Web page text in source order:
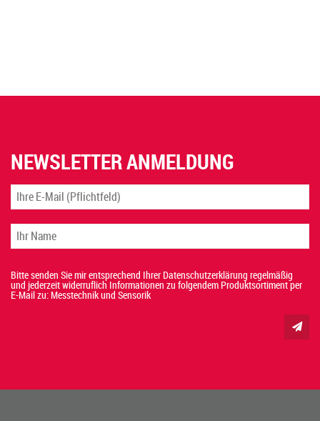
NEWSLETTER ANMELDUNG
Bitte senden Sie mir entsprechend Ihrer Datenschutzerklärung regelmäßig
und jederzeit widerruflich Informationen zu folgendem Produktsortiment per
E-Mail zu: Messtechnik und Sensorik